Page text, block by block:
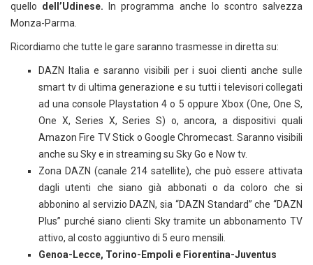
quello dell’Udinese. In programma anche lo scontro salvezza
Monza-Parma.
Ricordiamo che tutte le gare saranno trasmesse in diretta su:
DAZN Italia e saranno visibili per i suoi clienti anche sulle
smart tv di ultima generazione e su tutti i televisori collegati
ad una console Playstation 4 o 5 oppure Xbox (One, One S,
One X, Series X, Series S) o, ancora, a dispositivi quali
Amazon Fire TV Stick o Google Chromecast. Saranno visibili
anche su Sky e in streaming su Sky Go e Now tv.
Zona DAZN (canale 214 satellite), che può essere attivata
dagli utenti che siano già abbonati o da coloro che si
abbonino al servizio DAZN, sia “DAZN Standard” che “DAZN
Plus” purché siano clienti Sky tramite un abbonamento TV
attivo, al costo aggiuntivo di 5 euro mensili.
Genoa-Lecce, Torino-Empoli e Fiorentina-Juventus